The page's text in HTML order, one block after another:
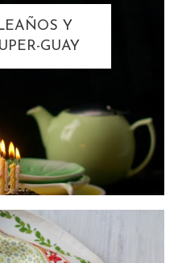
Y
GUAY